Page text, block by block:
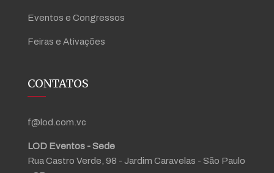
Eventos e Congressos
Feiras e Ativações
CONTATOS
f@lod.com.vc
LOD Eventos - Sede
Rua Castro Verde, 98 - Jardim Caravelas - São Paulo